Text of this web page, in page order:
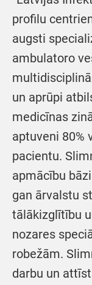
profilu
augsti
ambulatoro
un aprūpi
medicīnas
aptuveni 80%
pacientu.
apmācību
gan ārvalstu
tālākizglītību
nozares
robežām.
darbu un